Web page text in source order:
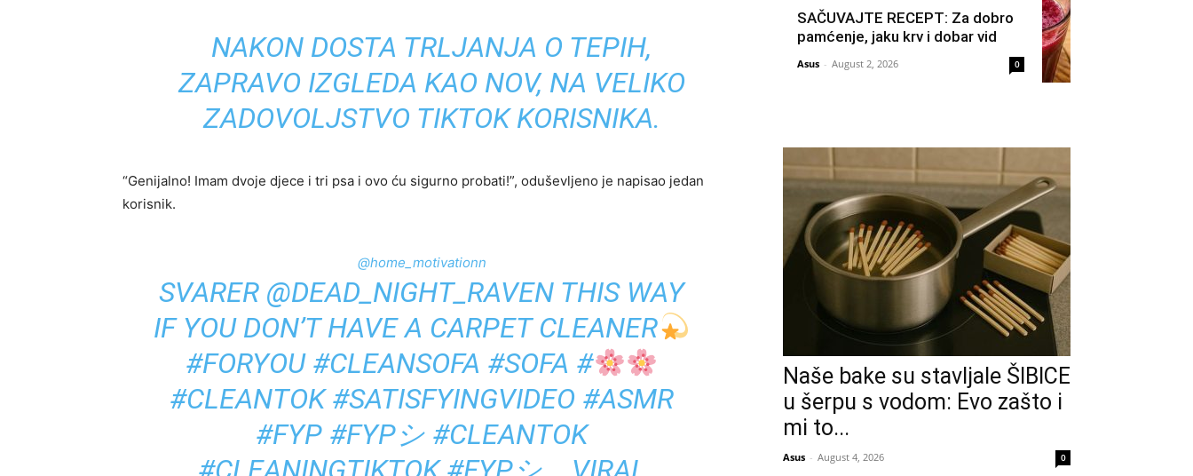
NAKON DOSTA TRLJANJA O TEPIH,
ZAPRAVO IZGLEDA KAO NOV, NA VELIKO
ZADOVOLJSTVO TIKTOK KORISNIKA.
“Genijalno! Imam dvoje djece i tri psa i ovo ću sigurno probati!”, oduševljeno je napisao jedan
korisnik.
@home_motivationn
SVARER @DEAD_NIGHT_RAVEN THIS WAY
IF YOU DON’T HAVE A CARPET CLEANER
#FORYOU #CLEANSOFA #SOFA #
#CLEANTOK #SATISFYINGVIDEO #ASMR
#FYP #FYPシ #CLEANTOK
SAČUVAJTE RECEPT: Za dobro
pamćenje, jaku krv i dobar vid
Asus - August 2, 2026 0
Naše bake su stavljale ŠIBICE
u šerpu s vodom: Evo zašto i
mi to...
Asus - August 4, 2026 0